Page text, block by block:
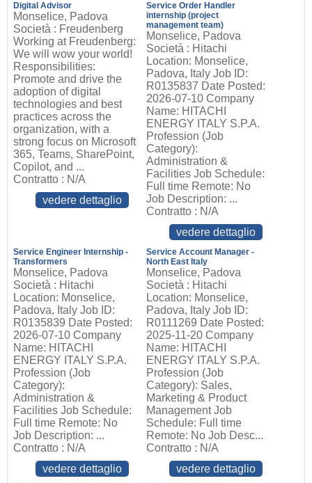
Digital Advisor
Monselice, Padova
Società : Freudenberg
Working at Freudenberg:
We will wow your world!
Responsibilities:
Promote and drive the
adoption of digital
technologies and best
practices across the
organization, with a
strong focus on Microsoft
365, Teams, SharePoint,
Copilot, and ...
Contratto : N/A
vedere dettaglio
Service Order Handler
internship (project
management team)
Monselice, Padova
Società : Hitachi
Location: Monselice,
Padova, Italy Job ID:
R0135837 Date Posted:
2026-07-10 Company
Name: HITACHI
ENERGY ITALY S.P.A.
Profession (Job
Category):
Administration &
Facilities Job Schedule:
Full time Remote: No
Job Description: ...
Contratto : N/A
vedere dettaglio
Service Engineer Internship -
Transformers
Monselice, Padova
Società : Hitachi
Location: Monselice,
Padova, Italy Job ID:
R0135839 Date Posted:
2026-07-10 Company
Name: HITACHI
ENERGY ITALY S.P.A.
Profession (Job
Category):
Administration &
Facilities Job Schedule:
Full time Remote: No
Job Description: ...
Contratto : N/A
vedere dettaglio
Service Account Manager -
North East Italy
Monselice, Padova
Società : Hitachi
Location: Monselice,
Padova, Italy Job ID:
R0111269 Date Posted:
2025-11-20 Company
Name: HITACHI
ENERGY ITALY S.P.A.
Profession (Job
Category): Sales,
Marketing & Product
Management Job
Schedule: Full time
Remote: No Job Desc...
Contratto : N/A
vedere dettaglio